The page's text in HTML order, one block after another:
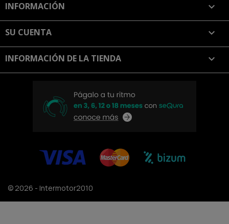
INFORMACIÓN 
SU CUENTA 
INFORMACIÓN DE LA TIENDA keyboard_arrow_down
© 2026 - Intermotor2010